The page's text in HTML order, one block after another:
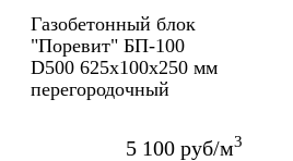
Газобетонный блок
"Поревит" БП-100
D500 625х100х250 мм
перегородочный
5 100 руб/м3